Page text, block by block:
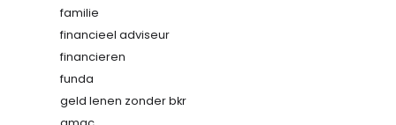
familie
financieel adviseur
financieren
funda
geld lenen zonder bkr